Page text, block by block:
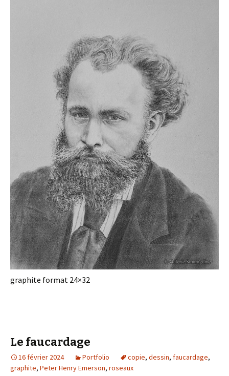
graphite format 24×32
Le faucardage
16 février 2024 Portfolio copie, dessin, faucardage,
graphite, Peter Henry Emerson, roseaux